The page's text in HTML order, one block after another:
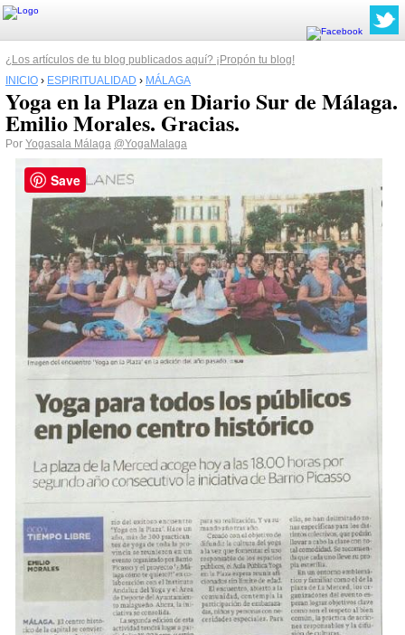
¿Los artículos de tu blog publicados aquí? ¡Propón tu blog!
INICIO › ESPIRITUALIDAD › MÁLAGA
Yoga en la Plaza en Diario Sur de Málaga.
Emilio Morales. Gracias.
Por Yogasala Málaga @YogaMalaga
Save